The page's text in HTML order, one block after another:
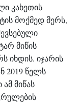
კახეთის
მოქმედ მერს,
მიწის
იხდის. იჯარის
2019 წელს
მიწას